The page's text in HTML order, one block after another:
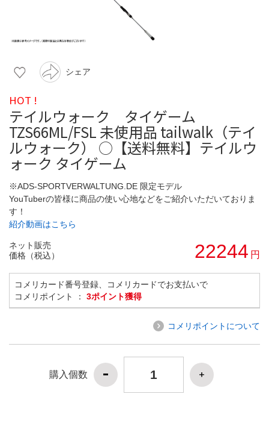
シェア
HOT !
テイルウォーク タイゲーム
TZS66ML/FSL 未使用品 tailwalk（テイ
ルウォーク） ○【送料無料】テイルウ
ォーク タイゲーム
※ADS-SPORTVERWALTUNG.DE 限定モデル
YouTuberの皆様に商品の使い心地などをご紹介いただいておりま
す！
紹介動画はこちら
ネット販売
価格（税込）
22244 円
コメリカード番号登録、コメリカードでお支払いで
コメリポイント ： 3ポイント獲得
コメリポイントについて
購入個数